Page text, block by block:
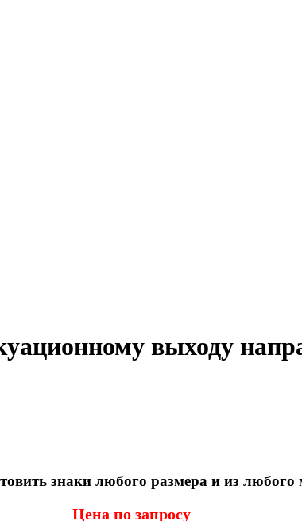
выходу
знаки любого размера и из любого
Цена по запросу